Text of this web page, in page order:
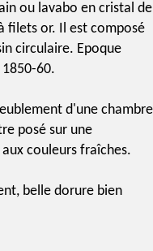
ou lavabo en cristal de
filets or. Il est composé
circulaire. Epoque
60.
d'une chambre
posé sur une
couleurs fraîches.
belle dorure bien